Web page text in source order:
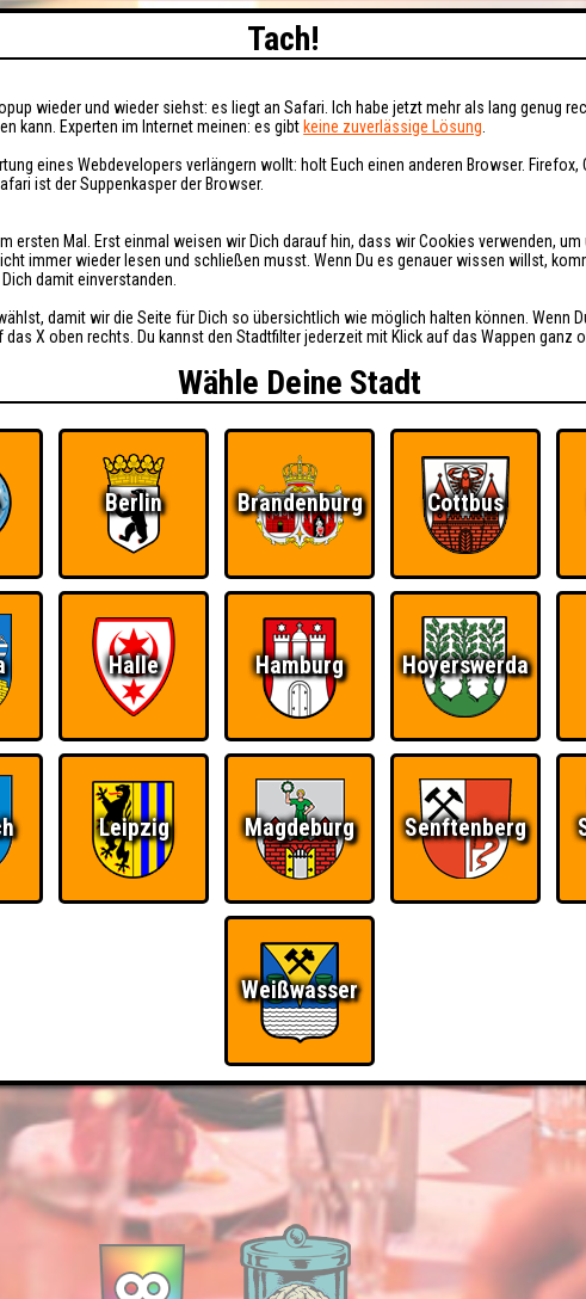
Tach!
wieder und wieder siehst: es liegt an Safari. Ich habe jetzt mehr als lang genug
kann. Experten im Internet meinen: es gibt keine zuverlässige Lösung
eines Webdevelopers verlängern wollt: holt Euch einen anderen Browser. Firefox,
ist der Suppenkasper der Browser.
ersten Mal. Erst einmal weisen wir Dich darauf hin, dass wir Cookies verwenden,
immer wieder lesen und schließen musst. Wenn Du es genauer wissen willst,
damit einverstanden.
damit wir die Seite für Dich so übersichtlich wie möglich halten können. Wenn
X oben rechts. Du kannst den Stadtfilter jederzeit mit Klick auf das Wappen ganz
Wähle Deine Stadt
Berlin Brandenburg Cottbus
Halle Hamburg Hoyerswerda
Leipzig Magdeburg Senftenberg
Weißwasser